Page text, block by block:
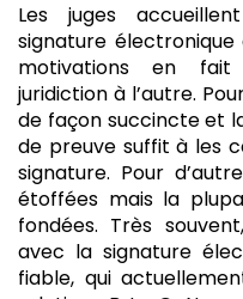
Les juges
signature électronique
motivations en fait
juridiction à l’autre.
de façon succincte et
de preuve suffit à les
signature. Pour
étoffées mais la
fondées. Très
avec la signature
fiable, qui